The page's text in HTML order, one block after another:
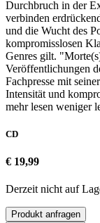
Durchbruch in der
verbinden
und die Wucht des
kompromisslosen
Genres gilt.
Veröffentlichungen
Fachpresse mit
Intensität und
mehr lesen weniger
CD
€ 19,99
Derzeit nicht auf
Produkt anfragen